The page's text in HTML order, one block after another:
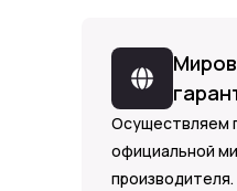
Осуществляем
официальной
производителя.